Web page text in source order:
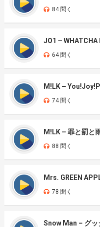
84 聞く
JO1 – WHATCHA
64 聞く
M!LK –
74 聞く
M!LK – 罪と罰と
88 聞く
Mrs. GREEN
78 聞く
Snow Man – グッ